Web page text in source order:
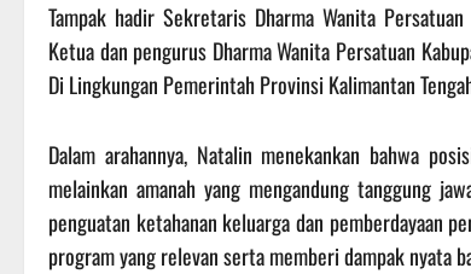
Tampak hadir Sekretaris Dharma Wanita
Ketua dan pengurus Dharma Wanita Persatuan
Di Lingkungan Pemerintah Provinsi Kalimantan
Dalam arahannya, Natalin menekankan bahwa
melainkan amanah yang mengandung tanggung
penguatan ketahanan keluarga dan pemberdayaan
program yang relevan serta memberi dampak nyata